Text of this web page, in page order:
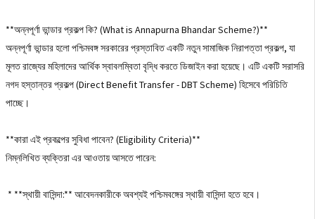
**অন্নপূর্ণা ভান্ডার প্রকল্প কি? (What is Annapurna Bhandar Scheme?)**
অন্নপূর্ণা ভান্ডার হলো পশ্চিমবঙ্গ সরকারের প্রস্তাবিত একটি নতুন সামাজিক নিরাপত্তা প্রকল্প, যা
মূলত রাজ্যের মহিলাদের আর্থিক স্বাবলম্বিতা বৃদ্ধি করতে ডিজাইন করা হয়েছে। এটি একটি সরাসরি
নগদ হস্তান্তর প্রকল্প (Direct Benefit Transfer - DBT Scheme) হিসেবে পরিচিতি
পাচ্ছে।
**কারা এই প্রকল্পের সুবিধা পাবেন? (Eligibility Criteria)**
নিম্নলিখিত ব্যক্তিরা এর আওতায় আসতে পারেন:
* **স্থায়ী বাসিন্দা:** আবেদনকারীকে অবশ্যই পশ্চিমবঙ্গের স্থায়ী বাসিন্দা হতে হবে।